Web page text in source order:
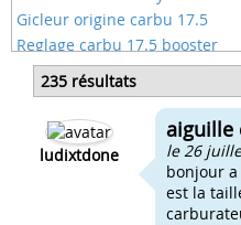
Gicleur origine carbu 17.5
Reglage carbu 17.5 booster
Reglage carbu 17.5 nitro
Reglage carbu 17.5 phva
Reglage carbu 17.5 rieju
Carbu keihin 17.5
235 résultats
ludixtdone
aiguille
le 26
bonjour
est la